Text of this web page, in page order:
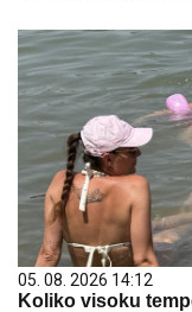
05. 08. 2026 14:12
Koliko visoku